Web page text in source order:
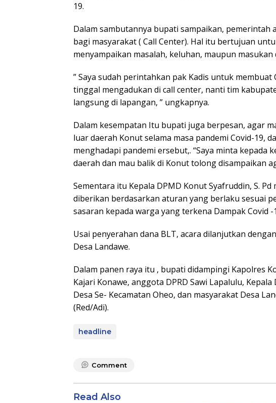
19.
Dalam sambutannya bupati sampaikan, pemerintah
bagi masyarakat ( Call Center). Hal itu bertujuan
menyampaikan masalah, keluhan, maupun
” Saya sudah perintahkan pak Kadis untuk membuat
tinggal mengadukan di call center, nanti tim
langsung di lapangan, ” ungkapnya.
Dalam kesempatan Itu bupati juga berpesan, agar
luar daerah Konut selama masa pandemi Covid-19,
menghadapi pandemi ersebut,. “Saya minta kepada
daerah dan mau balik di Konut tolong disampaikan
Sementara itu Kepala DPMD Konut Syafruddin, S.
diberikan berdasarkan aturan yang berlaku sesuai
sasaran kepada warga yang terkena Dampak Covid -
Usai penyerahan dana BLT, acara dilanjutkan
Desa Landawe.
Dalam panen raya itu , bupati didampingi Kapolres
Kajari Konawe, anggota DPRD Sawi Lapalulu,
Desa Se- Kecamatan Oheo, dan masyarakat Desa
(Red/Adi).
headline
Comment
Read Also